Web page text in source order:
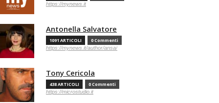
https://mynews.it
Antonella Salvatore
1091 ARTICOLI 0 Commenti
https://mynews.it/author/ansa/
Tony Cericola
438 ARTICOLI 0 Commenti
https://microstudio.it